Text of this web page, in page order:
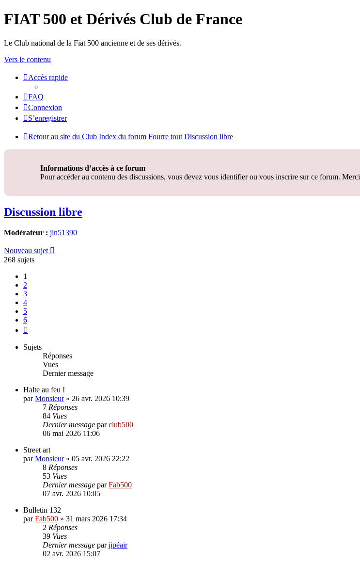
FIAT 500 et Dérivés Club de France
Le Club national de la Fiat 500 ancienne et de ses dérivés.
Vers le contenu
Accès rapide
FAQ
Connexion
S’enregistrer
Retour au site du Club Index du forum Fourre tout Discussion libre
Informations d’accès à ce forum
Pour accéder au contenu des discussions, vous devez vous identifier ou vous inscrire sur ce forum. Merci
Discussion libre
Modérateur : jln51390
Nouveau sujet
268 sujets
1
2
3
4
5
6
Sujets
Réponses
Vues
Dernier message
Halte au feu !
parMonsieur» 26 avr. 2026 10:39
7 Réponses
84 Vues
Dernier message parclub500
06 mai 2026 11:06
Street art
parMonsieur» 05 avr. 2026 22:22
8 Réponses
53 Vues
Dernier message parFab500
07 avr. 2026 10:05
Bulletin 132
parFab500 » 31 mars 2026 17:34
2 Réponses
39 Vues
Dernier message parjipéair
02 avr. 2026 15:07